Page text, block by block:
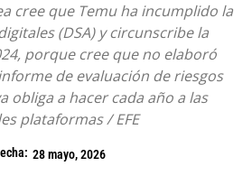
cree que Temu ha incumplido la
(DSA) y circunscribe la
porque cree que no elaboró
de evaluación de riesgos
obliga a hacer cada año a las
plataformas / EFE
28 mayo, 2026